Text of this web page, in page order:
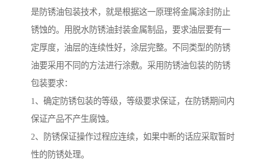
是防锈油包装技术，就是根据这一原理将金属涂封防止
锈蚀的。用脱水防锈油封装金属制品，要求油层要有一
定厚度，油层的连续性好，涂层完整。不同类型的防锈
油要采用不同的方法进行涂敷。采用防锈油包装的防锈
包装要求：
1、确定防锈包装的等级，等级要求保证，在防锈期间内
保证产品不产生腐蚀。
2、防锈保证操作过程应连续，如果中断的话应采取暂时
性的防锈处理。